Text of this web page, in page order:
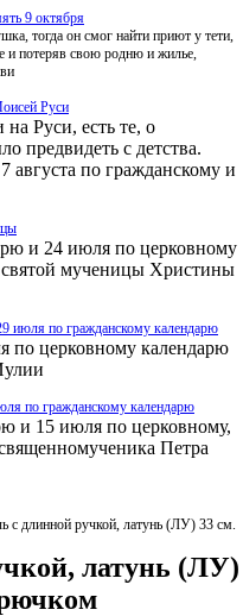
9 октября
тогда он смог найти приют у тети,
и потеряв свою родню и жилье,
Руси
Руси, есть те, о
предвидеть с детства.
августа по гражданскому и
и 24 июля по церковному
святой мученицы Христины
июля по гражданскому календарю
по церковному календарю
по гражданскому календарю
и 15 июля по церковному,
Петра
с длинной ручкой, латунь (ЛУ) 33 см.
латунь (ЛУ)